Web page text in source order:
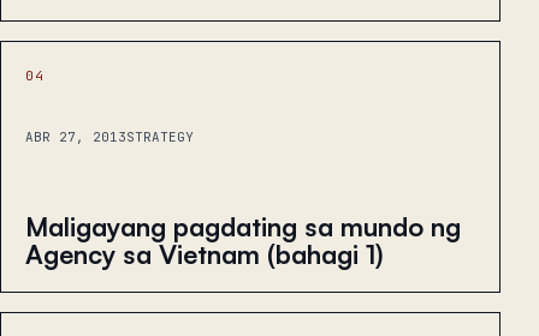
04
ABR 27, 2013STRATEGY
Maligayang pagdating sa mundo ng
Agency sa Vietnam (bahagi 1)